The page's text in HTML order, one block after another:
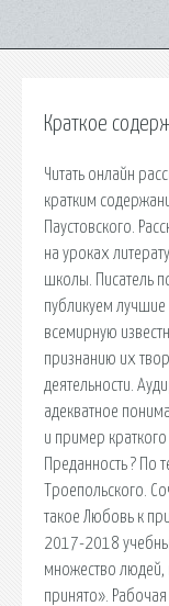
Краткое
Читать онлайн
кратким
Паустовского.
на уроках
школы. Писатель
публикуем лучшие
всемирную
признанию их
деятельности.
адекватное
и пример
Преданность ? По
Троепольского.
такое Любовь к
2017-2018
множество людей,
принято».